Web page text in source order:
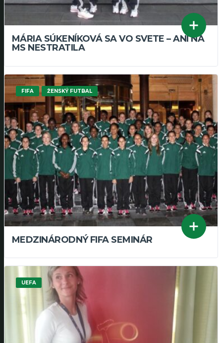
MÁRIA SÚKENÍKOVÁ SA VO SVETE – ANI NA
MS NESTRATILA
FIFA ŽENSKÝ FUTBAL
MEDZINÁRODNÝ FIFA SEMINÁR
UEFA